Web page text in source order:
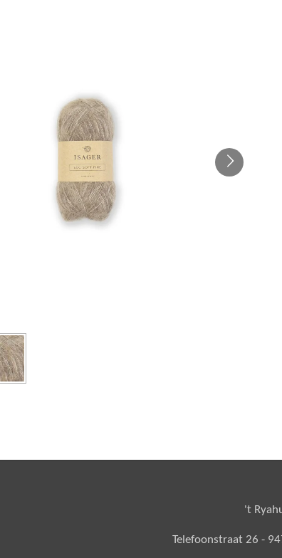
't
Telefoonstraat 26 -